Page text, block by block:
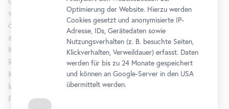
verschiedene Dimensionen der Klimakrise in ihrer
ökonomischen, politischen und sozialen Komplexität
adressieren und mit international agierenden
Klimagerechtigkeitsbewegungen verschränken. So bringt
Ressler die inzwischen weltweit spürbaren Effekte des
Klimakollaps in Zusammenhang mit systematischen
klimapolitischen Verfehlungen und dem überfälligen
Paradigmenwechsel in globalen Wirtschaftssystemen.
Optimierung der Website. Hierzu werden
Cookies gesetzt und anonymisierte IP-
Adresse, IDs, Gerätedaten sowie
Nutzungsverhalten (z. B. besuchte Seiten,
Klickverhalten, Verweildauer) erfasst. Daten
werden für bis zu 24 Monate gespeichert
und können an Google-Server in den USA
übermittelt werden.